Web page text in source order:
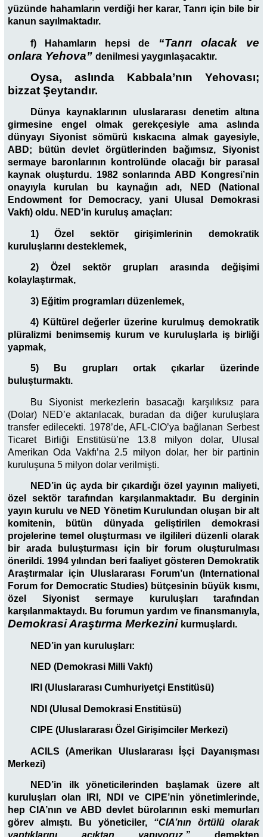
yüzünde hahamların verdiği her karar, Tanrı için bile bir
kanun sayılmaktadır.
f) Hahamların hepsi de
“Tanrı olacak ve
onlara Yehova” denilmesi yaygınlaşacaktır.
Oysa, aslında Kabbala’nın Yehovası;
bizzat Şeytandır.
Dünya kaynaklarının uluslararası denetim altına
girmesine engel olmak gerekçesiyle ama aslında
dünyayı Siyonist sömürü kıskacına almak gayesiyle,
ABD; bütün devlet örgütlerinden bağımsız, Siyonist
sermaye baronlarının kontrolünde olacağı bir parasal
kaynak oluşturdu. 1982 sonlarında ABD Kongresi’nin
onayıyla kurulan bu kaynağın adı, NED (National
Endowment for Democracy, yani Ulusal Demokrasi
Vakfı) oldu. NED’in kuruluş amaçları:
1) Özel sektör girişimlerinin demokratik
kuruluşlarını desteklemek,
2) Özel sektör grupları arasında değişimi
kolaylaştırmak,
3) Eğitim programları düzenlemek,
4) Kültürel değerler üzerine kurulmuş demokratik
plüralizmi benimsemiş kurum ve kuruluşlarla iş birliği
yapmak,
5) Bu grupları ortak çıkarlar üzerinde
buluşturmaktı.
Bu Siyonist merkezlerin basacağı karşılıksız para
(Dolar) NED’e aktarılacak, buradan da diğer kuruluşlara
transfer edilecekti. 1978’de, AFL-CIO’ya bağlanan Serbest
Ticaret Birliği Enstitüsü’ne 13.8 milyon dolar, Ulusal
Amerikan Oda Vakfı’na 2.5 milyon dolar, her bir partinin
kuruluşuna 5 milyon dolar verilmişti.
NED’in üç ayda bir çıkardığı özel yayının maliyeti,
özel sektör tarafından karşılanmaktadır. Bu derginin
yayın kurulu ve NED Yönetim Kurulundan oluşan bir alt
komitenin, bütün dünyada geliştirilen demokrasi
projelerine temel oluşturması ve ilgilileri düzenli olarak
bir arada buluşturması için bir forum oluşturulması
önerildi. 1994 yılından beri faaliyet gösteren Demokratik
Araştırmalar için Uluslararası Forum’un (International
Forum for Democratic Studies) bütçesinin büyük kısmı,
özel Siyonist sermaye kuruluşları tarafından
karşılanmaktaydı. Bu forumun yardım ve finansmanıyla,
Demokrasi Araştırma Merkezini kurmuşlardı.
NED’in yan kuruluşları:
NED (Demokrasi Milli Vakfı)
IRI (Uluslararası Cumhuriyetçi Enstitüsü)
NDI (Ulusal Demokrasi Enstitüsü)
CIPE (Uluslararası Özel Girişimciler Merkezi)
ACILS (Amerikan Uluslararası İşçi Dayanışması
Merkezi)
NED’in ilk yöneticilerinden başlamak üzere alt
kuruluşları olan IRI, NDI ve CIPE’nin yönetimlerinde,
hep CIA’nın ve ABD devlet bürolarının eski memurları
görev almıştı. Bu yöneticiler, “CIA’nın örtülü olarak
yaptıklarını açıktan yapıyoruz.” demekten